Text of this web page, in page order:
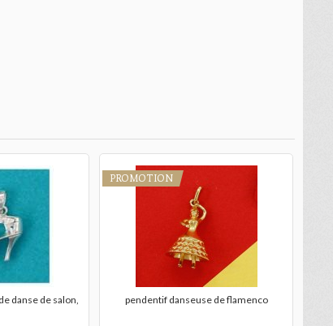
danse de salon,
PROMOTION
pendentif danseuse de flamenco